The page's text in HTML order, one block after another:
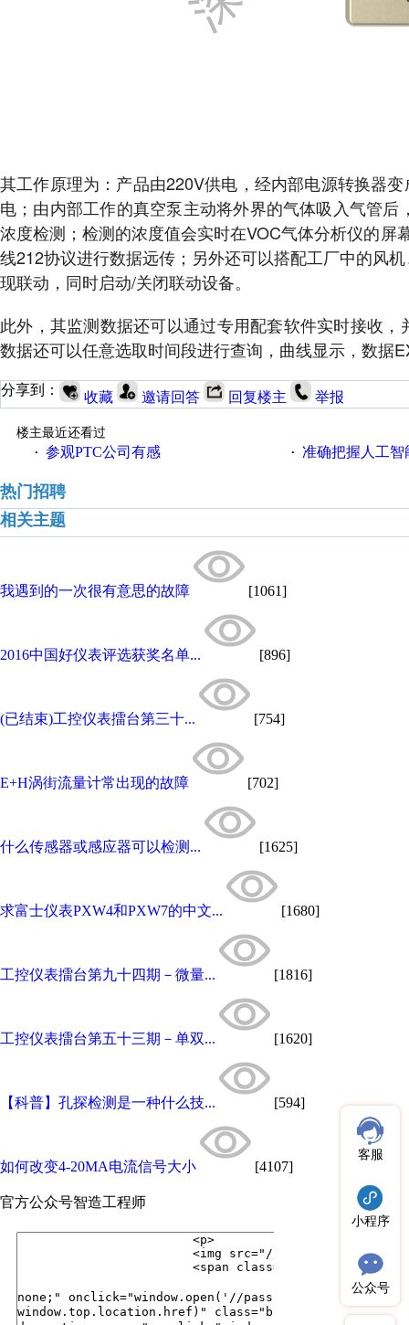
其工作原理为：产品由220V供电，经内部电源转换器
电；由内部工作的真空泵主动将外界的气体吸入气管
浓度检测；检测的浓度值会实时在VOC气体分析仪的
线212协议进行数据远传；另外还可以搭配工厂中的风
现联动，同时启动/关闭联动设备。
此外，其监测数据还可以通过专用配套软件实时接收
数据还可以任意选取时间段进行查询，曲线显示，数据
分享到： 收藏 邀请回答 回复楼主 举报
楼主最近还看过
· 参观PTC公司有感 · 准确把握人工
热门招聘
相关主题
我遇到的一次很有意思的故障 [1061]
2016中国好仪表评选获奖名单... [896]
(已结束)工控仪表擂台第三十... [754]
E+H涡街流量计常出现的故障 [702]
什么传感器或感应器可以检测... [1625]
求富士仪表PXW4和PXW7的中文... [1680]
工控仪表擂台第九十四期－微量... [1816]
工控仪表擂台第五十三期－单双... [1620]
【科普】孔探检测是一种什么技... [594]
如何改变4-20MA电流信号大小 [4107]
官方公众号智造工程师
客服
小程序
公众号